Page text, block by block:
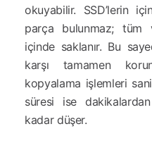
okuyabilir. SSD’lerin
parça bulunmaz; tüm
içinde saklanır. Bu
karşı tamamen
kopyalama işlemleri
süresi ise
kadar düşer.